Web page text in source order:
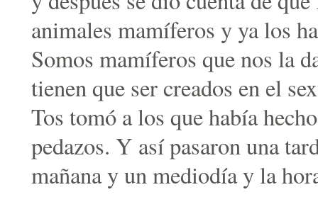
animales mamíferos y ya los
Somos mamíferos que nos la
tienen que ser creados en el
Tos tomó a los que había
pedazos. Y así pasaron una
mañana y un mediodía y la